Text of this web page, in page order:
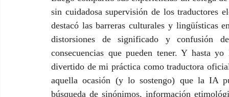
sin cuidadosa supervisión de los traductores
destacó las barreras culturales y lingüísticas
distorsiones de significado y confusión
consecuencias que pueden tener. Y hasta
divertido de mi práctica como traductora
aquella ocasión (y lo sostengo) que la IA
búsqueda de sinónimos, información